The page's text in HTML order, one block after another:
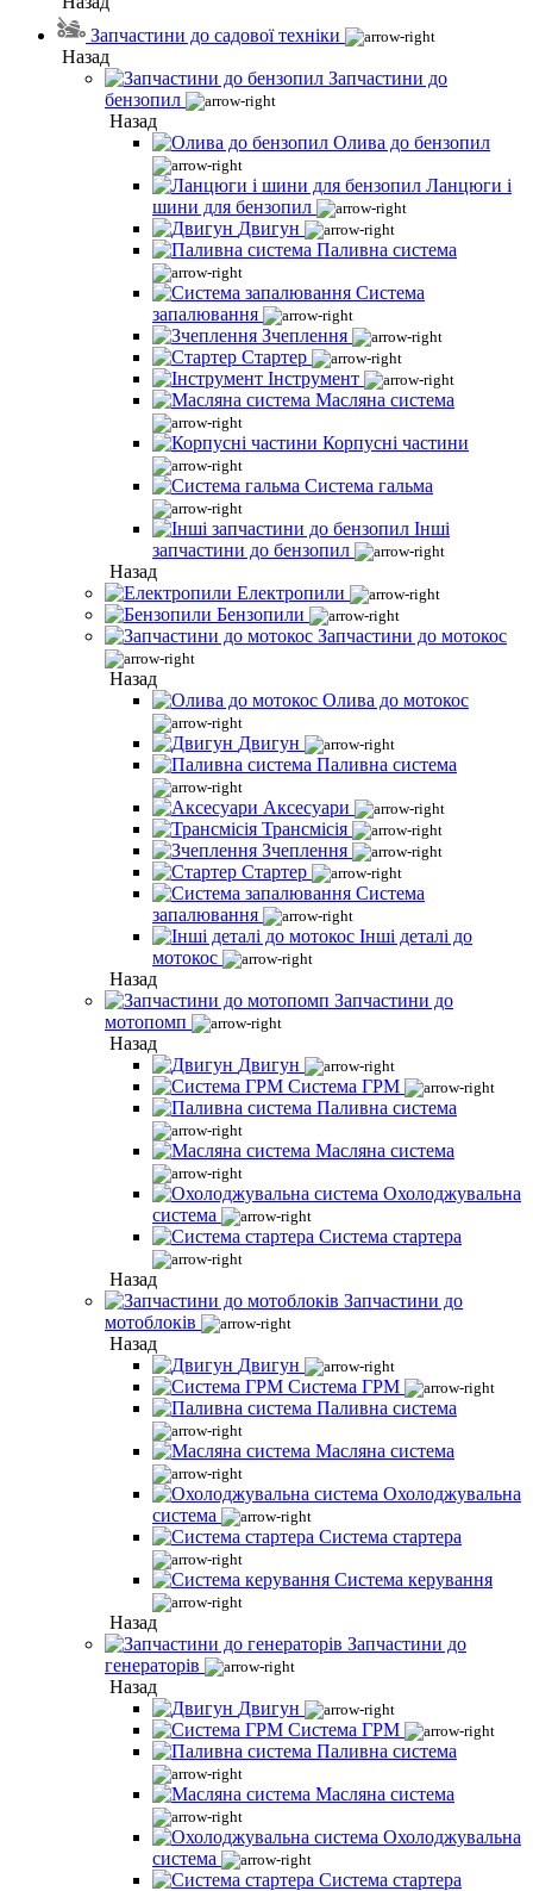
Запчастини до садової техніки
Назад
Запчастини до
бензопил
Назад
Олива до бензопил
Ланцюги і
шини для бензопил
Двигун
Паливна система
Система
запалювання
Зчеплення
Стартер
Інструмент
Масляна система
Корпусні частини
Система гальма
Інші
запчастини до бензопил
Назад
Електропили
Бензопили
Запчастини до мотокос
Назад
Олива до мотокос
Двигун
Паливна система
Аксесуари
Трансмісія
Зчеплення
Стартер
Система
запалювання
Інші деталі до
мотокос
Назад
Запчастини до
мотопомп
Назад
Двигун
Система ГРМ
Паливна система
Масляна система
Охолоджувальна
система
Система стартера
Назад
Запчастини до
мотоблоків
Назад
Двигун
Система ГРМ
Паливна система
Масляна система
Охолоджувальна
система
Система стартера
Система керування
Назад
Запчастини до
генераторів
Назад
Двигун
Система ГРМ
Паливна система
Масляна система
Охолоджувальна
система
Система стартера